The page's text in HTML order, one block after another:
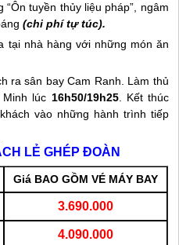
“Ôn tuyền thủy liệu pháp”, ngâm
(chi phí tự túc).
tại nhà hàng với những món ăn
ra sân bay Cam Ranh. Làm thủ
lúc 16h50/19h25. Kết thúc
vào những hành trình tiếp
LẺ GHÉP ĐOÀN
Giá BAO GỒM VÉ MÁY BAY
3.690.000
4.090.000